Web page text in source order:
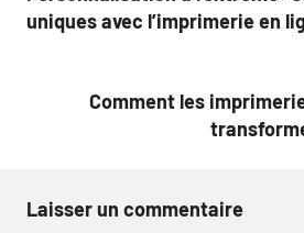
de
uniques avec l’imprimerie en
Comment les
Laisser un commentaire